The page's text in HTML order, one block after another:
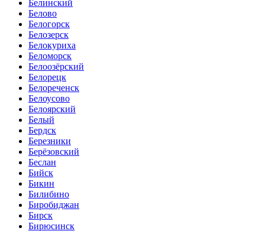
Белинский
Белово
Белогорск
Белозерск
Белокуриха
Беломорск
Белоозёрский
Белорецк
Белореченск
Белоусово
Белоярский
Белый
Бердск
Березники
Берёзовский
Беслан
Бийск
Бикин
Билибино
Биробиджан
Бирск
Бирюсинск